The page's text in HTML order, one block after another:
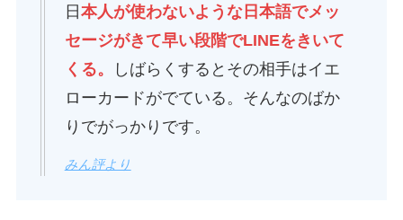
日本人が使わないような日本語でメッ
セージがきて早い段階でLINEをきいて
くる。
しばらくするとその相手はイエ
ローカードがでている。そんなのばか
りでがっかりです。
みん評より